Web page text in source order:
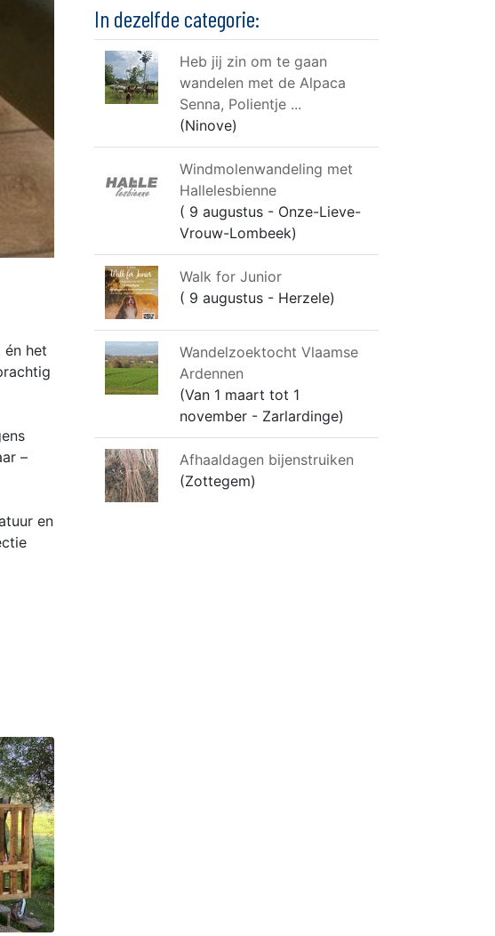
én het
–
en
In dezelfde categorie:
Heb jij zin om te gaan
wandelen met de Alpaca
Senna, Polientje ...
(Ninove)
Windmolenwandeling met
Hallelesbienne
( 9 augustus - Onze-Lieve-
Vrouw-Lombeek)
Walk for Junior
( 9 augustus - Herzele)
Wandelzoektocht Vlaamse
Ardennen
(Van 1 maart tot 1
november - Zarlardinge)
Afhaaldagen bijenstruiken
(Zottegem)